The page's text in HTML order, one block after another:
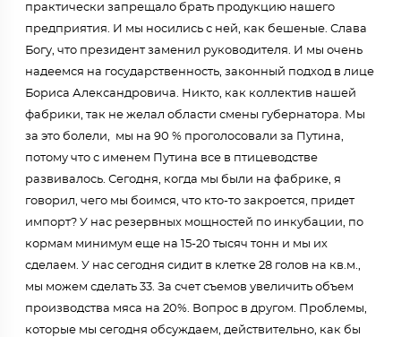
практически запрещало брать продукцию нашего
предприятия. И мы носились с ней, как бешеные. Слава
Богу, что президент заменил руководителя. И мы очень
надеемся на государственность, законный подход в лице
Бориса Александровича. Никто, как коллектив нашей
фабрики, так не желал области смены губернатора. Мы
за это болели, мы на 90 % проголосовали за Путина,
потому что с именем Путина все в птицеводстве
развивалось. Сегодня, когда мы были на фабрике, я
говорил, чего мы боимся, что кто-то закроется, придет
импорт? У нас резервных мощностей по инкубации, по
кормам минимум еще на 15-20 тысяч тонн и мы их
сделаем. У нас сегодня сидит в клетке 28 голов на кв.м.,
мы можем сделать 33. За счет съемов увеличить объем
производства мяса на 20%. Вопрос в другом. Проблемы,
которые мы сегодня обсуждаем, действительно, как бы